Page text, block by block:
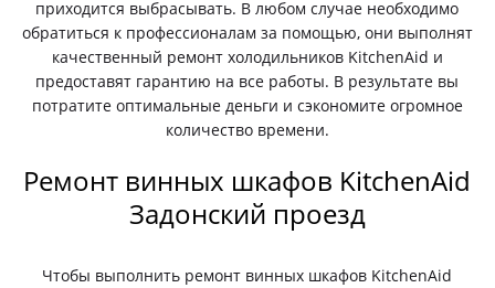
приходится выбрасывать. В любом случае необходимо
обратиться к профессионалам за помощью, они выполнят
качественный ремонт холодильников KitchenAid и
предоставят гарантию на все работы. В результате вы
потратите оптимальные деньги и сэкономите огромное
количество времени.
Ремонт винных шкафов KitchenAid
Задонский проезд
Чтобы выполнить ремонт винных шкафов KitchenAid